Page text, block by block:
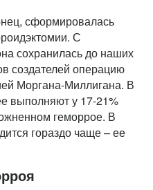
сформировалась
С
сохранилась до наших
создателей операцию
Моргана-Миллигана. В
выполняют у 17-21%
геморрое. В
гораздо чаще – ее